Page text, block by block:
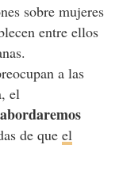
sobre mujeres
entre ellos
a las
el
de que el